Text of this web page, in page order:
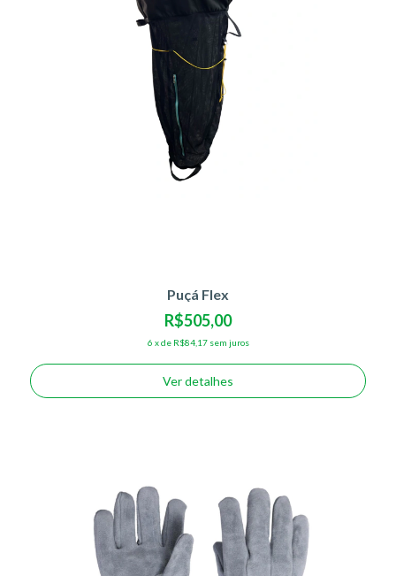
Puçá Flex
R$505,00
6 xde R$84,17 sem juros
Ver detalhes